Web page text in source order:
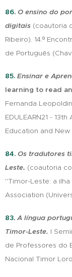
86. O ensino do
digitais (coautoria
Ribeiro). 14.º
de Português
85. Ensinar e
learning to read
Fernanda
EDULEARN21 -
Education and
84. Os tradutores
Leste. (coautoria
"Timor-Leste: a
Association
83. A língua
Timor-Leste. I
de Professores do
Nacional Timor